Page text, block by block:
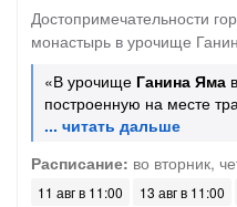
Достопримечательности
монастырь в урочище
«В урочище Ганина Яма
построенную на месте
Расписание: во вторник,
11 авг в 11:00 13 авг в 11:00